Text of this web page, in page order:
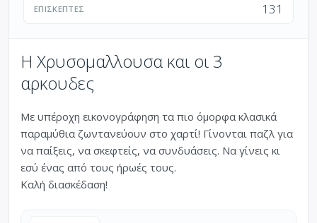
ΕΠΙΣΚΈΠΤΕΣ 131
Η Χρυσομαλλουσα και οι 3
αρκουδες
Με υπέροχη εικονογράφηση τα πιο όμορφα κλασικά
παραμύθια ζωντανεύουν στο χαρτί! Γίνονται παζλ για
να παίξεις, να σκεφτείς, να συνδυάσεις. Να γίνεις κι
εσύ ένας από τους ήρωές τους.
Καλή διασκέδαση!